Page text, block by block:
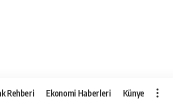
Rehberi Ekonomi Haberleri Künye